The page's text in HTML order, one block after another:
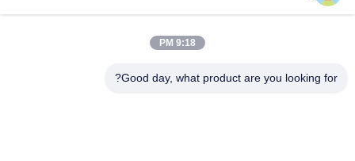
9:18 PM
Good day, what product are you looking for?